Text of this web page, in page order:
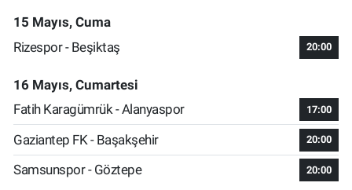
15 Mayıs, Cuma
Rizespor - Beşiktaş
20:00
16 Mayıs, Cumartesi
Fatih Karagümrük - Alanyaspor
17:00
Gaziantep FK - Başakşehir 20:00
Samsunspor - Göztepe 20:00